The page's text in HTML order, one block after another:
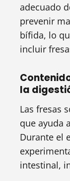
adecuado
prevenir
bífida, lo
incluir
la
Las fresas
que ayuda
Durante el
intestinal,